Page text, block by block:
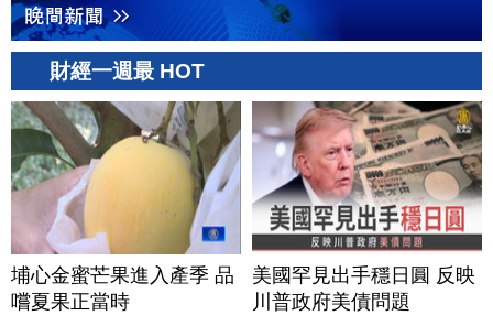
財經一週最 HOT
埔心金蜜芒果進入產季 品
嚐夏果正當時
美國罕見出手穩日圓 反映
川普政府美債問題